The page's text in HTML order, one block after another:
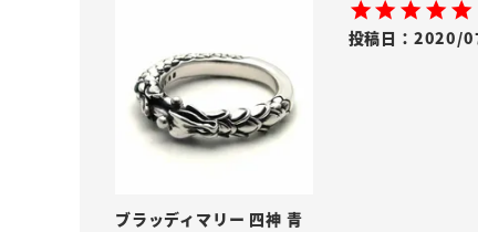
ブラッディマリー 四神 青
投稿日 2020/